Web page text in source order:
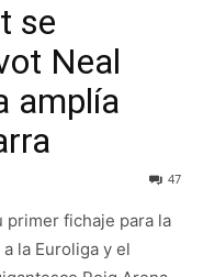
se
Neal
amplía
47
primer fichaje para la
la Euroliga y el